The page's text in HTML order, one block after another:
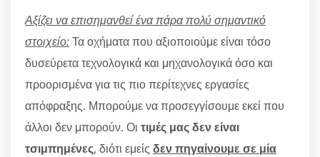
Αξίζει να επισημανθεί ένα πάρα πολύ σημαντικό
στοιχείο:Τα οχήματα που αξιοποιούμε είναι τόσο
δυσεύρετα τεχνολογικά και μηχανολογικά όσο και
προορισμένα για τις πιο περίτεχνες εργασίες
απόφραξης. Μπορούμε να προσεγγίσουμε εκεί που
άλλοι δεν μπορούν. Οι τιμές μας δεν είναι
τσιμπημένες, διότι εμείς δεν πηγαίνουμε σε μία